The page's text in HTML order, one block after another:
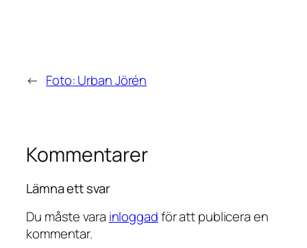
← Foto: Urban Jörén
Kommentarer
Lämna ett svar
Du måste vara inloggadför att publicera en
kommentar.